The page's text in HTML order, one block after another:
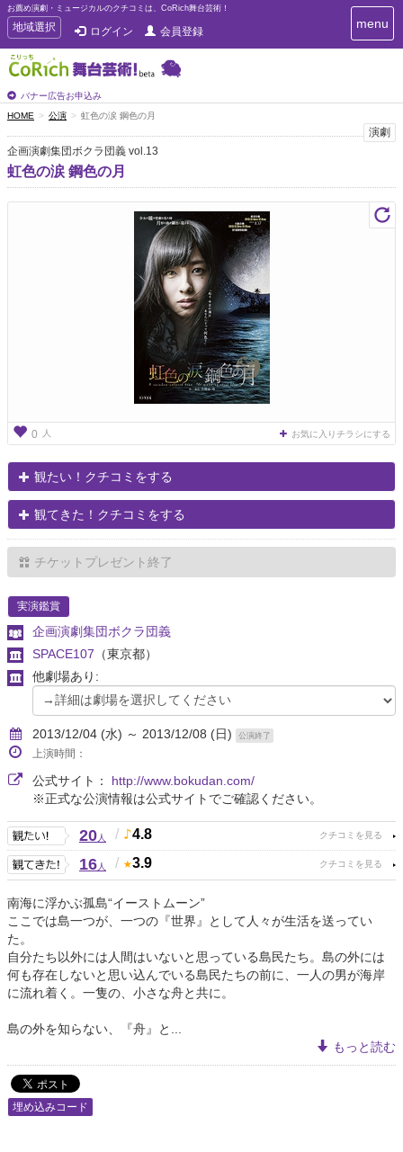
お薦め演劇・ミュージカルのクチコミは、CoRich舞台芸術！
T
o
g
g
e
n
a
v
i
g
地域選択 ログイン 会員登録
バナー広告お申込み
T
o
i
g
menu
HOME 公演 虹色の涙 鋼色の月
演劇
企画演劇集団ボクラ団義 vol.13
虹色の涙 鋼色の月
0 人 お気に入りチラシにする
観たい！クチコミをする
観てきた！クチコミをする
チケットプレゼント終了
実演鑑賞
企画演劇集団ボクラ団義
SPACE107 （東京都）
他劇場あり:
2013/12/04 (水) ～ 2013/12/08 (日) 公演終了
上演時間：
公式サイト： http://www.bokudan.com/
※正式な公演情報は公式サイトでご確認ください。
20人 / 4.8
16人 / 3.9
南海に浮かぶ孤島“イーストムーン”
ここでは島一つが、一つの『世界』として人々が生活を送ってい
た。
自分たち以外には人間はいないと思っている島民たち。島の外には
何も存在しないと思い込んでいる島民たちの前に、一人の男が海岸
に流れ着く。一隻の、小さな舟と共に。
島の外を知らない、『舟』と...
もっと読む
埋め込みコード